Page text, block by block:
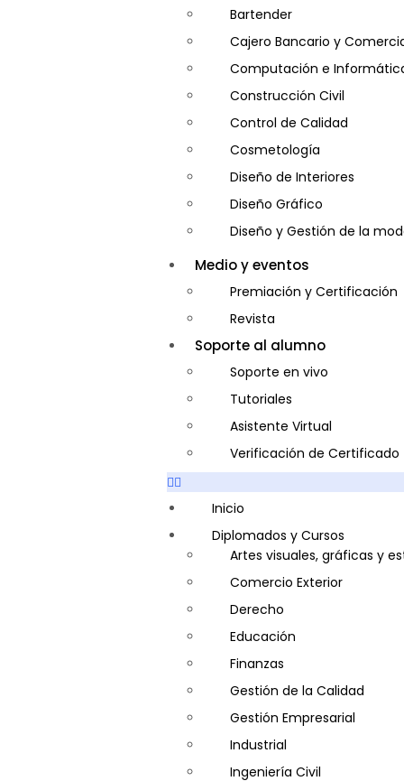
Bartender
Cajero Bancario y
Computación e
Construcción Civil
Control de Calidad
Cosmetología
Diseño de Interiores
Diseño Gráfico
Diseño y Gestión de la
Entrenador Personal y
Gastronomía
Gestor de Crédito y
Guía de Turismo
Inglés Americano
Marketing y Publicidad
Medio Ambiente y Seguridad
Plataforma Bancaria y
Secretaria Corporativo
Telemarketing
Ventas de Productos y
Visitador Médico
Medio y eventos
Premiación y Certificación
Revista
Soporte al alumno
Soporte en vivo
Tutoriales
Asistente Virtual
Verificación de Certificado
Inicio
Diplomados y Cursos
Artes visuales, gráficas y
Comercio Exterior
Derecho
Educación
Finanzas
Gestión de la Calidad
Gestión Empresarial
Industrial
Ingeniería Civil